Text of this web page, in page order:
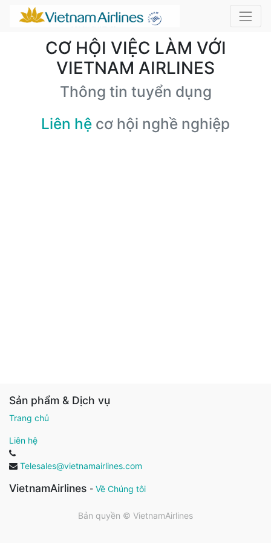
CƠ HỘI VIỆC LÀM VỚI
VIETNAM AIRLINES
Thông tin tuyển dụng
Liên hệ cơ hội nghề nghiệp
Sản phẩm & Dịch vụ
Trang chủ
Liên hệ
Telesales@vietnamairlines.com
VietnamAirlines - Về Chúng tôi
Bản quyền © VietnamAirlines